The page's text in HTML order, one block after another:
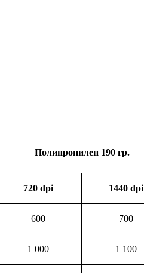
Поли­про­пи­лен 190 гр.
720 dpi 1440 dpi
600 700
1 000 1 100